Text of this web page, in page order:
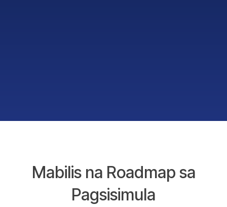
Mabilis na Roadmap sa
Pagsisimula